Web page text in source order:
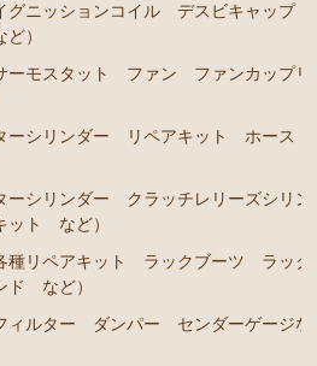
グニッションコイル デスビキャップ
）
モスタット ファン ファンカップリ
ーシリンダー リペアキット ホース
ーシリンダー クラッチレリーズシリン
ット など）
種リペアキット ラックブーツ ラック
ド など）
ルター ダンパー センダーゲージな